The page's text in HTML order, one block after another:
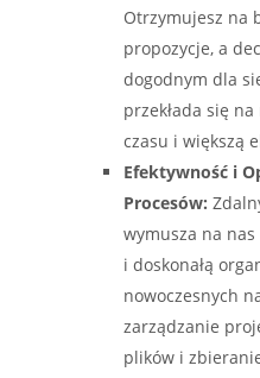
Otrzymujesz na
propozycje, a
dogodnym dla
przekłada się
czasu i większą
Efektywność i
Procesów:
wymusza na
i doskonałą
nowoczesnych
zarządzanie
plików i